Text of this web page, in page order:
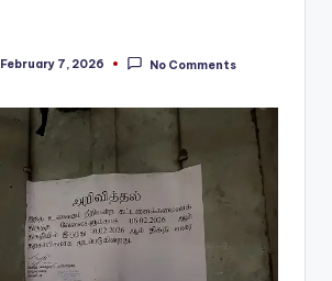
February 7, 2026 No Comments